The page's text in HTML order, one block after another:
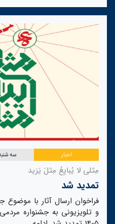
اخبار سه شنبه 08 اردیبهشت 1405،
مِثلی لا یُبایِعُ مِثلَ یَزید
تمدید شد
فراخوان ارسال آثار با